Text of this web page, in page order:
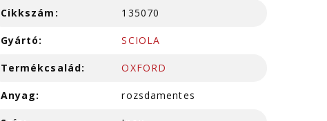
Cikkszám: 135070
Gyártó: SCIOLA
Termékcsalád: OXFORD
Anyag: rozsdamentes